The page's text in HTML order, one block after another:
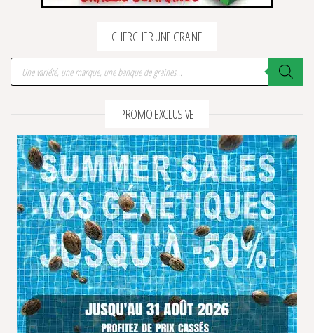
CHERCHER UNE GRAINE
Recherche de produits
PROMO EXCLUSIVE